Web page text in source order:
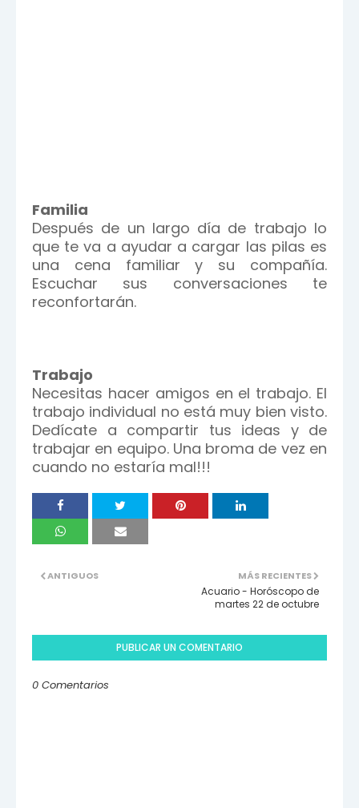
Familia
Después de un largo día de trabajo lo
que te va a ayudar a cargar las pilas es
una cena familiar y su compañía.
Escuchar sus conversaciones te
reconfortarán.
Trabajo
Necesitas hacer amigos en el trabajo. El
trabajo individual no está muy bien visto.
Dedícate a compartir tus ideas y de
trabajar en equipo. Una broma de vez en
cuando no estaría mal!!!
MÁS RECIENTES
Acuario - Horóscopo de
martes 22 de octubre
ANTIGUOS
PUBLICAR UN COMENTARIO
0 Comentarios